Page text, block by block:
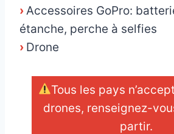
› Accessoires GoPro:
étanche, perche à selfies
› Drone
Tous les pays
drones, renseignez-
partir.